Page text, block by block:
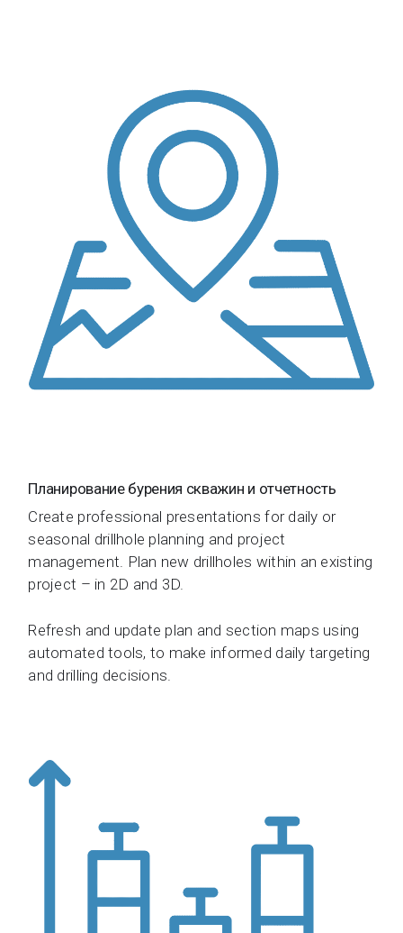
Планирование бурения скважин и отчетность
Create professional presentations for daily or
seasonal drillhole planning and project
management. Plan new drillholes within an existing
project – in 2D and 3D.
Refresh and update plan and section maps using
automated tools, to make informed daily targeting
and drilling decisions.